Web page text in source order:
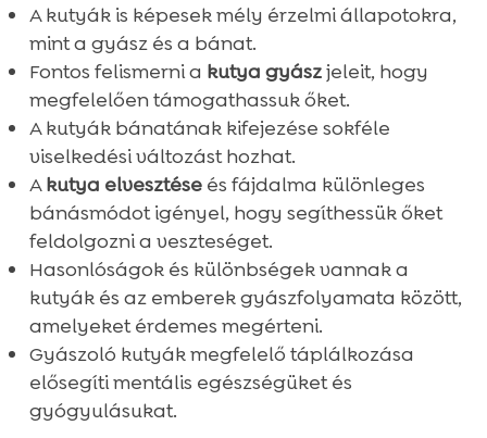
Tippek az olyan kutyatulajdonosoknak,
akik szomorú kutyát ápolnak
Összefoglaló
 FAQ
A kutyák is képesek mély érzelmi állapotokra,
mint a gyász és a bánat.
Fontos felismerni a kutya gyászjeleit, hogy
megfelelően támogathassuk őket.
A kutyák bánatának kifejezése sokféle
viselkedési változást hozhat.
Akutya elvesztéseés fájdalma különleges
bánásmódot igényel, hogy segíthessük őket
feldolgozni a veszteséget.
Hasonlóságok és különbségek vannak a
kutyák és az emberek gyászfolyamata között,
amelyeket érdemes megérteni.
Gyászoló kutyák megfelelő táplálkozása
elősegíti mentális egészségüket és
gyógyulásukat.